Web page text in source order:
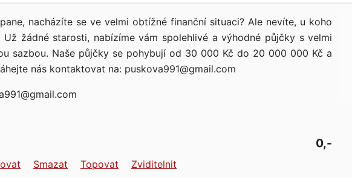
nacházíte se ve velmi obtížné finanční situaci? Ale nevíte, u koho
žádné starosti, nabízíme vám spolehlivé a výhodné půjčky s velmi
sazbou. Naše půjčky se pohybují od 30 000 Kč do 20 000 000 Kč a
nás kontaktovat na: puskova991@gmail.com
0,-
Smazat Topovat Zviditelnit